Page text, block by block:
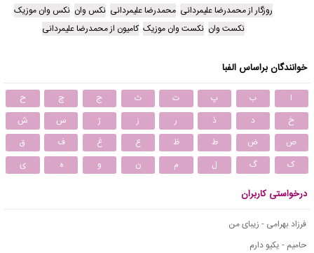
روزگار از محمدرضا علیمردانی محمدرضا علیمردانی نکس وان نکس وان موزیک
نکست وان نکست وان موزیک کامیون از محمدرضا علیمردانی
خوانندگان براساس الفبا
ا ب پ ت ث ج چ
ح
خ
د ذ ر ز ژ س
ش
ص
ض ط ظ ع غ ف
ق
ک
گ ل م ن و ه ی
درخواستی کاربران
فرزاد بهرامی - زیبای من
حامیم - یکیو دارم